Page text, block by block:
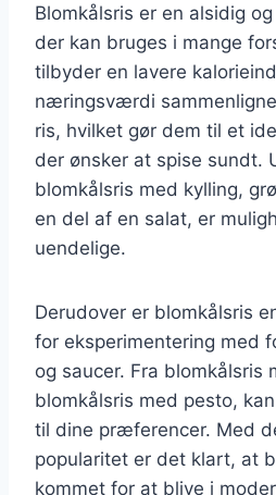
Blomkålsris er en alsidig
der kan bruges i mange
tilbyder en lavere
næringsværdi
ris, hvilket gør dem til et
der ønsker at spise sundt.
blomkålsris med kylling,
en del af en salat, er
uendelige.
Derudover er blomkålsris
for eksperimentering med
og saucer. Fra blomkålsris
blomkålsris med pesto,
til dine præferencer. Med
popularitet er det klart, at
kommet for at blive i